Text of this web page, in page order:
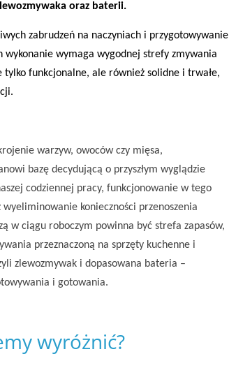
oraz baterii.
zabrudzeń na naczyniach i przygotowywanie
wymaga wygodnej strefy zmywania
funkcjonalne, ale również solidne i trwałe,
warzyw, owoców czy mięsa,
bazę decydującą o przyszłym wyglądzie
codziennej pracy, funkcjonowanie w tego
konieczności przenoszenia
w ciągu roboczym powinna być strefa zapasów,
przeznaczoną na sprzęty kuchenne i
zlewozmywak i dopasowana bateria –
i gotowania.
wyróżnić?